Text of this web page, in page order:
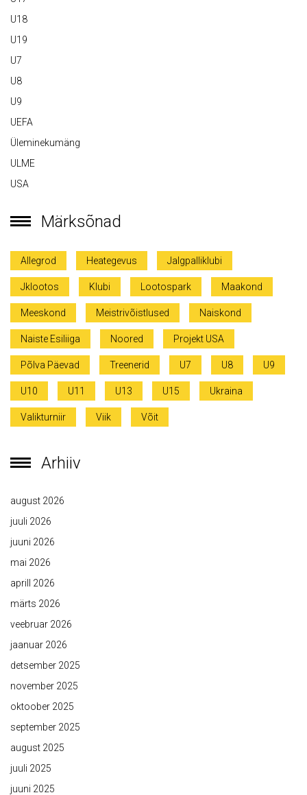
U18
U19
U7
U8
U9
UEFA
Üleminekumäng
ULME
USA
Märksõnad
Allegrod Heategevus Jalgpalliklubi
Jklootos Klubi Lootospark Maakond
Meeskond Meistrivõistlused Naiskond
Naiste Esiliiga Noored Projekt USA
Põlva Päevad Treenerid U7 U8 U9
U10 U11 U13 U15 Ukraina
Valikturniir Viik Võit
Arhiiv
august 2026
juuli 2026
juuni 2026
mai 2026
aprill 2026
märts 2026
veebruar 2026
jaanuar 2026
detsember 2025
november 2025
oktoober 2025
september 2025
august 2025
juuli 2025
juuni 2025